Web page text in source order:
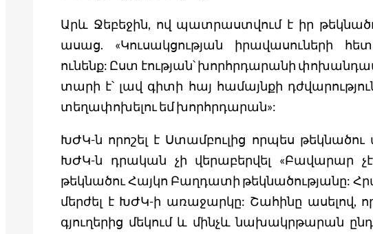
Արև Ջեբեջին, ով պատրաստվում է իր
ասաց. «Կուսակցության իրավասուների հետ
ունենք: Ըստ էության՝ խորհրդարանի
տարի է՝ լավ գիտի հայ համայնքի
տեղափոխելու եմ խորհրդարան»:
ԽԺԿ-ն որոշել է Ստամբուլից որպես
ԽԺԿ-ն դրական չի վերաբերվել «Բավարար
թեկնածու Հայկո Բաղդատի թեկնածությանը:
մերժել է ԽԺԿ-ի առաջարկը: Շահինը ասելով,
գյուղերից մեկում և մինչև նախակրթարան